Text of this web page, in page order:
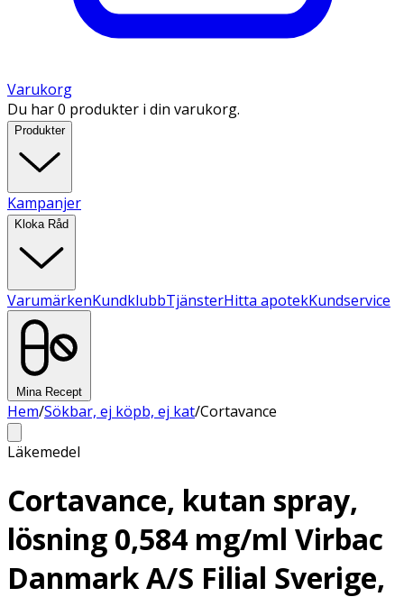
Varukorg
Du har 0 produkter i din varukorg.
Produkter
Kampanjer
Kloka Råd
VarumärkenKundklubbTjänsterHitta apotekKundservice
Mina Recept
Hem/Sökbar, ej köpb, ej kat/Cortavance
Läkemedel
Cortavance, kutan spray,
lösning 0,584 mg/ml Virbac
Danmark A/S Filial Sverige,